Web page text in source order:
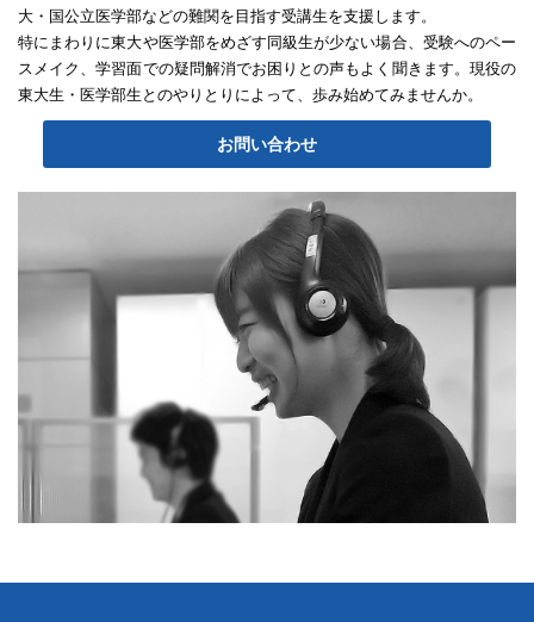
大・国公立医学部などの難関を目指す受講生を支援します。
特にまわりに東大や医学部をめざす同級生が少ない場合、受験へのペー
スメイク、学習面での疑問解消でお困りとの声もよく聞きます。現役の
東大生・医学部生とのやりとりによって、歩み始めてみませんか。
お問い合わせ